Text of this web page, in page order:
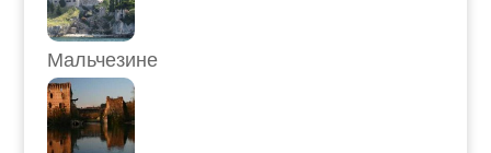
Мальчезине